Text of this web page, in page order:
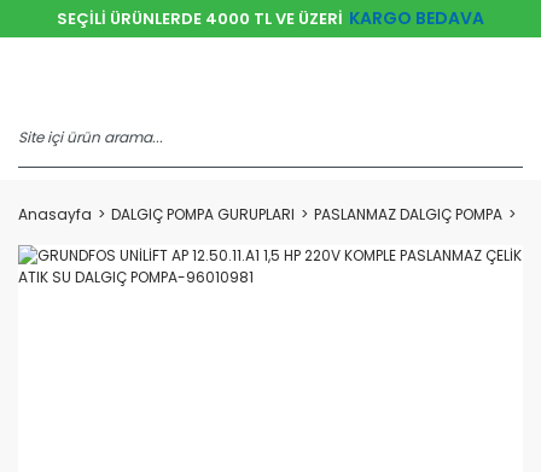
SEÇİLİ ÜRÜNLERDE 4000 TL VE ÜZERİ KARGO BEDAVA
Anasayfa DALGIÇ POMPA GURUPLARI PASLANMAZ DALGIÇ POMPA